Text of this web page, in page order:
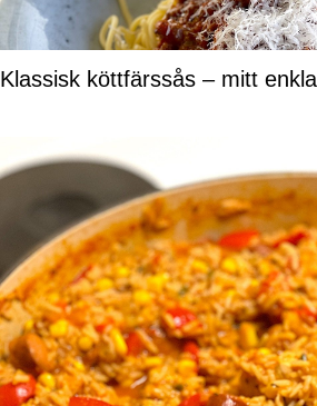
Klassisk köttfärssås – mitt